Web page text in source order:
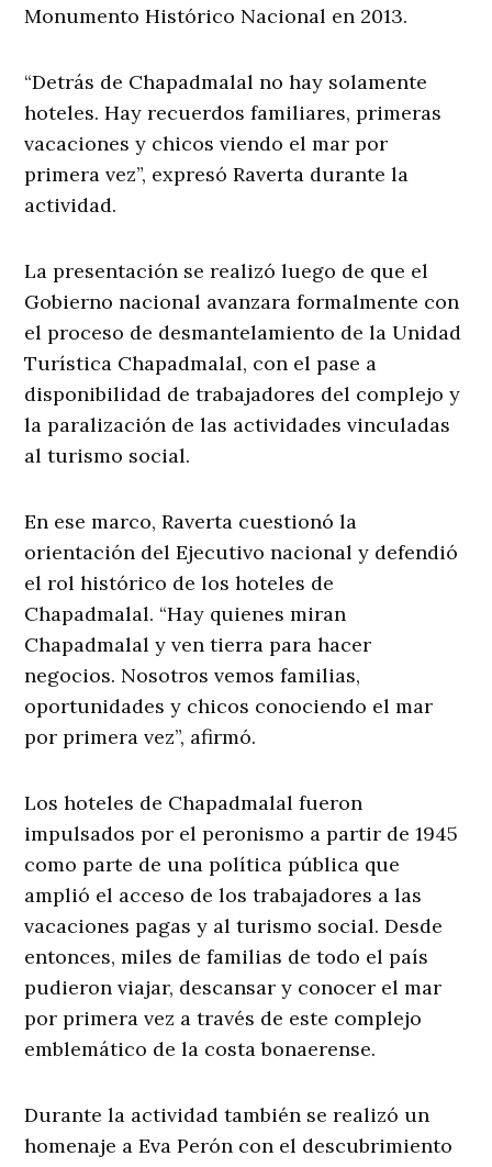
Monumento Histórico Nacional en 2013.
“Detrás de Chapadmalal no hay solamente
hoteles. Hay recuerdos familiares, primeras
vacaciones y chicos viendo el mar por
primera vez”, expresó Raverta durante la
actividad.
La presentación se realizó luego de que el
Gobierno nacional avanzara formalmente con
el proceso de desmantelamiento de la Unidad
Turística Chapadmalal, con el pase a
disponibilidad de trabajadores del complejo y
la paralización de las actividades vinculadas
al turismo social.
En ese marco, Raverta cuestionó la
orientación del Ejecutivo nacional y defendió
el rol histórico de los hoteles de
Chapadmalal. “Hay quienes miran
Chapadmalal y ven tierra para hacer
negocios. Nosotros vemos familias,
oportunidades y chicos conociendo el mar
por primera vez”, afirmó.
Los hoteles de Chapadmalal fueron
impulsados por el peronismo a partir de 1945
como parte de una política pública que
amplió el acceso de los trabajadores a las
vacaciones pagas y al turismo social. Desde
entonces, miles de familias de todo el país
pudieron viajar, descansar y conocer el mar
por primera vez a través de este complejo
emblemático de la costa bonaerense.
Durante la actividad también se realizó un
homenaje a Eva Perón con el descubrimiento